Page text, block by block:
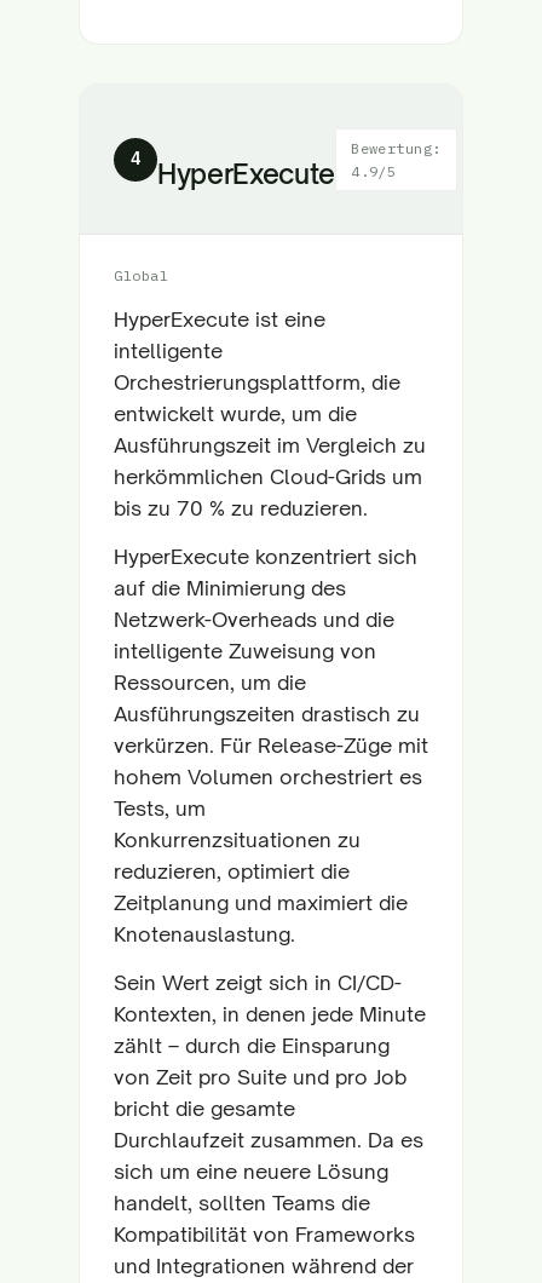
4 HyperExecute
Bewertung:
4.9/5
Global
HyperExecute ist eine
intelligente
Orchestrierungsplattform, die
entwickelt wurde, um die
Ausführungszeit im Vergleich zu
herkömmlichen Cloud-Grids um
bis zu 70 % zu reduzieren.
HyperExecute konzentriert sich
auf die Minimierung des
Netzwerk-Overheads und die
intelligente Zuweisung von
Ressourcen, um die
Ausführungszeiten drastisch zu
verkürzen. Für Release-Züge mit
hohem Volumen orchestriert es
Tests, um
Konkurrenzsituationen zu
reduzieren, optimiert die
Zeitplanung und maximiert die
Knotenauslastung.
Sein Wert zeigt sich in CI/CD-
Kontexten, in denen jede Minute
zählt – durch die Einsparung
von Zeit pro Suite und pro Job
bricht die gesamte
Durchlaufzeit zusammen. Da es
sich um eine neuere Lösung
handelt, sollten Teams die
Kompatibilität von Frameworks
und Integrationen während der